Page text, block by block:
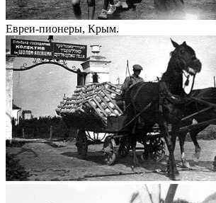
Евреи-пионеры, Крым.